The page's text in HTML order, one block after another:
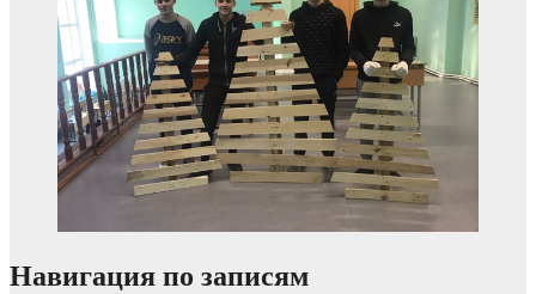
Навигация по записям